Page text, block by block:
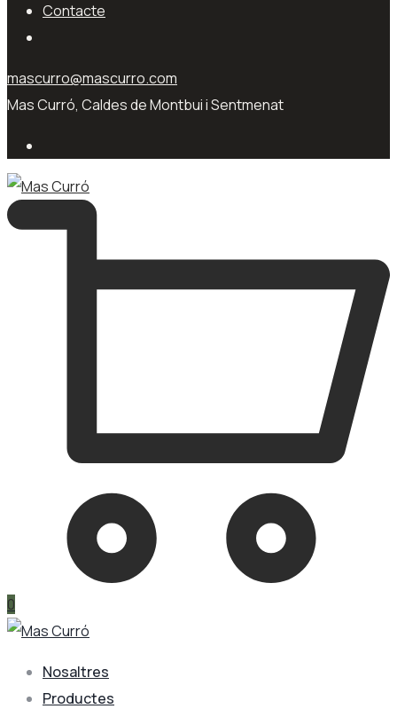
Contacte
mascurro@mascurro.com
Mas Curró, Caldes de Montbui i Sentmenat
0
Nosaltres
Productes